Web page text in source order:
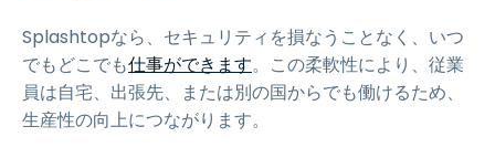
Splashtopなら、セキュリティを損なうことなく、いつ
でもどこでも仕事ができます。この柔軟性により、従業
員は自宅、出張先、または別の国からでも働けるため、
生産性の向上につながります。